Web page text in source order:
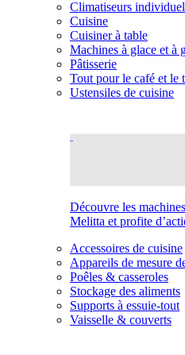
Climatiseurs
Cuisine
Cuisiner à table
Machines à glace et à
Pâtisserie
Tout pour le café et le
Ustensiles de cuisine
Découvre les
Melitta et profite
Accessoires de cuisine
Appareils de mesure
Poêles & casseroles
Stockage des aliments
Supports à essuie-tout
Vaisselle & couverts